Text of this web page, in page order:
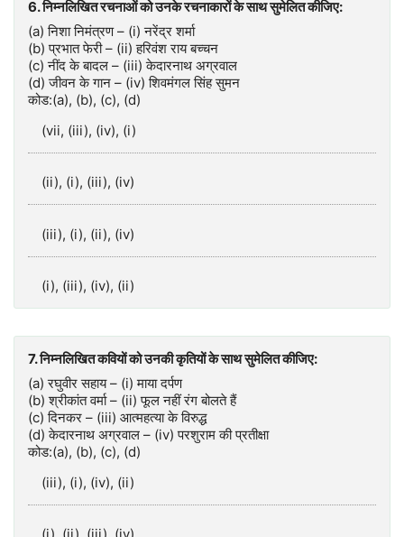
6. निम्नलिखित रचनाओं को उनके रचनाकारों के साथ सुमेलित कीजिए:
(a) निशा निमंत्रण – (i) नरेंद्र शर्मा
(b) प्रभात फेरी – (ii) हरिवंश राय बच्चन
(c) नींद के बादल – (iii) केदारनाथ अग्रवाल
(d) जीवन के गान – (iv) शिवमंगल सिंह सुमन
कोड:(a), (b), (c), (d)
(vii, (iii), (iv), (i)
(ii), (i), (iii), (iv)
(iii), (i), (ii), (iv)
(i), (iii), (iv), (ii)
7. निम्नलिखित कवियों को उनकी कृतियों के साथ सुमेलित कीजिए:
(a) रघुवीर सहाय – (i) माया दर्पण
(b) श्रीकांत वर्मा – (ii) फूल नहीं रंग बोलते हैं
(c) दिनकर – (iii) आत्महत्या के विरुद्ध
(d) केदारनाथ अग्रवाल – (iv) परशुराम की प्रतीक्षा
कोड:(a), (b), (c), (d)
(iii), (i), (iv), (ii)